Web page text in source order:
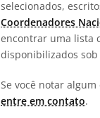
selecionados,
Coordenadores
encontrar uma lista
disponibilizados
Se você notar
entre em contato.